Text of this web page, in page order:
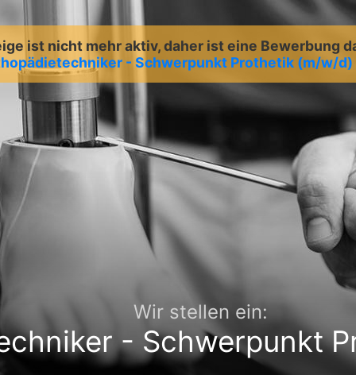
ist nicht mehr aktiv, daher ist eine Bewerbung
- Schwerpunkt Prothetik (m/w/d)
Wir stellen ein:
- Schwerpunkt